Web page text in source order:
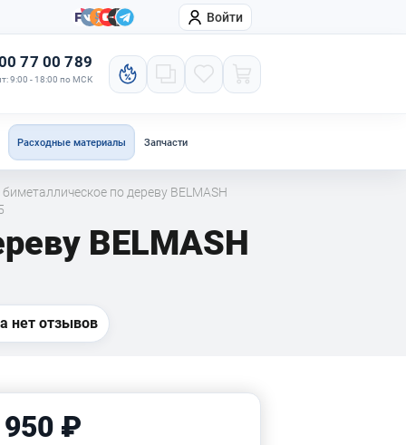
Компания Войти
77 00 789
9:00 - 18:00 по МСК
Расходные материалы Запчасти
по дереву BELMASH
BELMASH
нет отзывов
₽